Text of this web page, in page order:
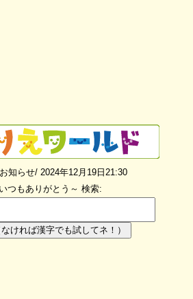
知らせ/ 2024年12月19日21:30
いつもありがとう～ 検索:
ければ漢字でも試してネ！）